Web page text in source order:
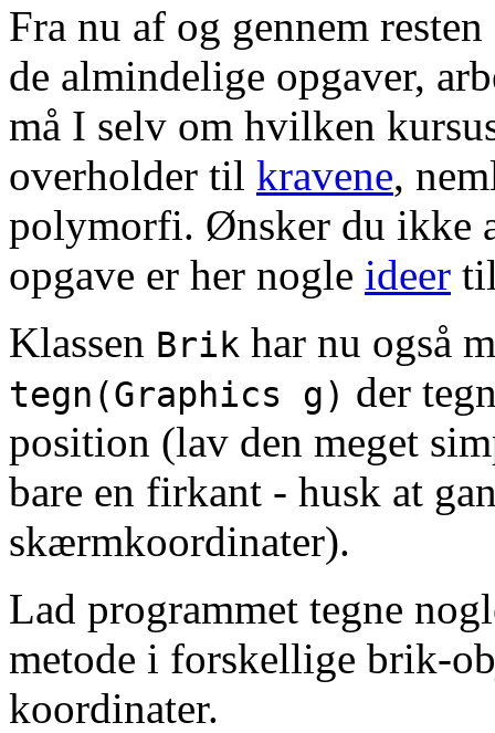
Fra nu af og gennem
de almindelige opgaver,
må I selv om hvilken
overholder til kravene,
polymorfi. Ønsker du ikke
opgave er her nogle ideer
Klassen Brik har nu også
tegn(Graphics g) der
position (lav den meget
bare en firkant - husk at
skærmkoordinater).
Lad programmet tegne
metode i forskellige brik-
koordinater.